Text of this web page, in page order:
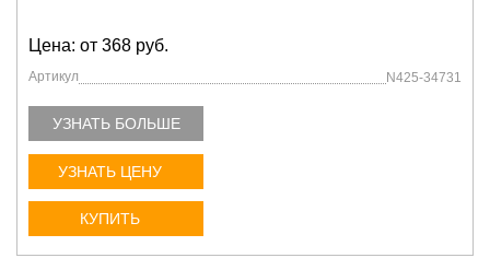
Цена: от 368 руб.
Артикул N425-34731
УЗНАТЬ БОЛЬШЕ
УЗНАТЬ ЦЕНУ
КУПИТЬ